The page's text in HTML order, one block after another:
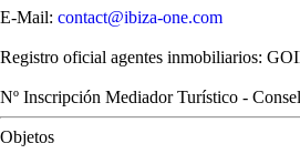
E-Mail: contact@ibiza-one.com
Registro oficial agentes inmobiliarios:
Nº Inscripción Mediador Turístico -
Objetos